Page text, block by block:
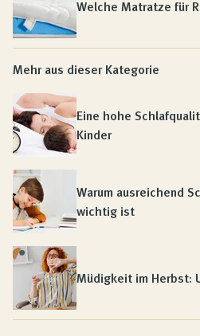
Welche Matratze für
Mehr aus dieser Kategorie
Eine hohe
Kinder
Warum ausreichend
wichtig ist
Müdigkeit im Herbst: